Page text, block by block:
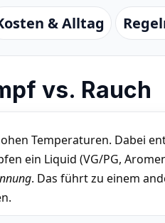
& Alltag
vs. Rauch
Temperaturen. Dabei
ein Liquid (VG/PG,
. Das führt zu einem